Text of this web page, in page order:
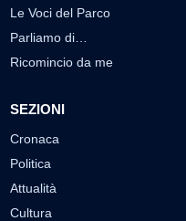
Le Voci del Parco
Parliamo di…
Ricomincio da me
SEZIONI
Cronaca
Politica
Attualità
Cultura